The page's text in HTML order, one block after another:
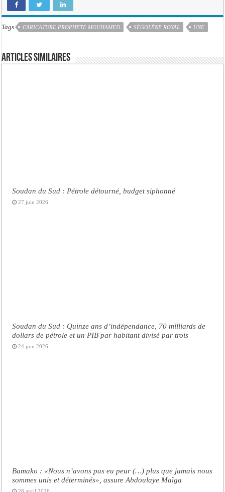
Tags CARICATURE PROPHETE MOUHAMED SÉGOLÈNE ROYAL UNE
Articles similaires
Soudan du Sud : Pétrole détourné, budget siphonné
27 juin 2026
Soudan du Sud : Quinze ans d’indépendance, 70 milliards de
dollars de pétrole et un PIB par habitant divisé par trois
24 juin 2026
Bamako : «Nous n’avons pas eu peur (…) plus que jamais nous
sommes unis et déterminés», assure Abdoulaye Maïga